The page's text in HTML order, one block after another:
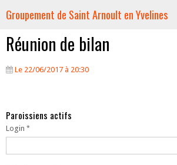
Groupement de Saint Arnoult en Yvelines
Accueil
La Paroisse
Vie spirituelle
Les Jeunes
Réunion de bilan
Le 22/06/2017 à 20:30
Paroissiens actifs
Login